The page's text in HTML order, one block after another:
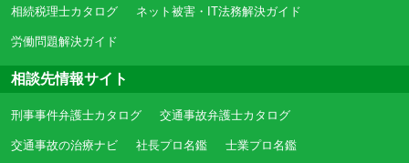
相続税理士カタログ ネット被害・IT法務解決ガイド
労働問題解決ガイド
相談先情報サイト
刑事事件弁護士カタログ 交通事故弁護士カタログ
交通事故の治療ナビ 社長プロ名鑑 士業プロ名鑑